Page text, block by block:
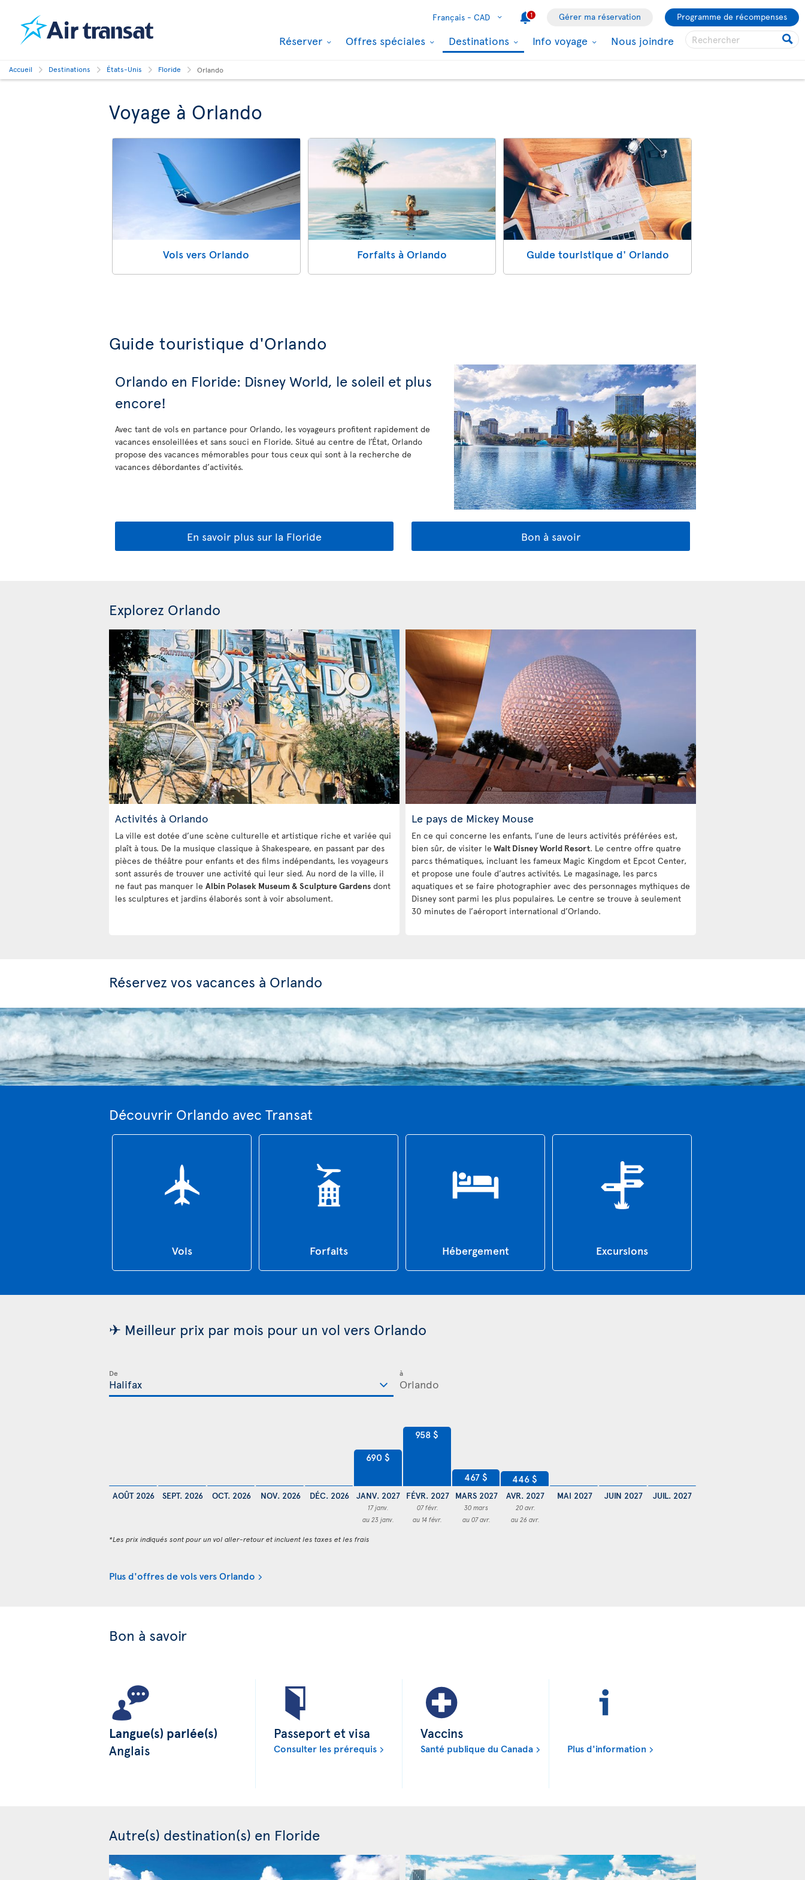
Français - CAD 1 Gérer ma réservation Programme de récompenses
Réserver Offres spéciales Destinations Info voyage Nous joindre
Accueil Destinations États-Unis Floride Orlando
Voyage à Orlando
Vols vers Orlando Forfaits à Orlando Guide touristique d' Orlando
Guide touristique d'Orlando
Orlando en Floride: Disney World, le soleil et plus
encore!
Avec tant de vols en partance pour Orlando, les voyageurs profitent rapidement de
vacances ensoleillées et sans souci en Floride. Situé au centre de l’État, Orlando
propose des vacances mémorables pour tous ceux qui sont à la recherche de
vacances débordantes d’activités.
En savoir plus sur la Floride Bon à savoir
Explorez Orlando
Activités à Orlando
La ville est dotée d’une scène culturelle et artistique riche et variée qui
plaît à tous. De la musique classique à Shakespeare, en passant par des
pièces de théâtre pour enfants et des films indépendants, les voyageurs
sont assurés de trouver une activité qui leur sied. Au nord de la ville, il
ne faut pas manquer le Albin Polasek Museum & Sculpture Gardens dont
les sculptures et jardins élaborés sont à voir absolument.
Le pays de Mickey Mouse
En ce qui concerne les enfants, l’une de leurs activités préférées est,
bien sûr, de visiter leWalt Disney World Resort. Le centre offre quatre
parcs thématiques, incluant les fameux Magic Kingdom et Epcot Center,
et propose une foule d’autres activités. Le magasinage, les parcs
aquatiques et se faire photographier avec des personnages mythiques de
Disney sont parmi les plus populaires. Le centre se trouve à seulement
30 minutes de l’aéroport international d’Orlando.
Réservez vos vacances à Orlando
Découvrir Orlando avec Transat
Vols Forfaits Hébergement Excursions
✈ Meilleur prix par mois pour un vol vers Orlando
De à
AOÛT 2026 SEPT. 2026 OCT. 2026 NOV. 2026 DÉC. 2026
690 $
JANV. 2027
17 janv.
au 23 janv.
958 $
FÉVR. 2027
07 févr.
au 14 févr.
467 $
MARS 2027
30 mars
au 07 avr.
446 $
AVR. 2027
20 avr.
au 26 avr.
MAI 2027 JUIN 2027 JUIL. 2027
*Les prix indiqués sont pour un vol aller-retour et incluent les taxes et les frais
Plus d'offres de vols vers Orlando
Bon à savoir
Langue(s) parlée(s)
Anglais
Passeport et visa
Consulter les prérequis
Vaccins
Santé publique du Canada Plus d'information
Autre(s) destination(s) en Floride